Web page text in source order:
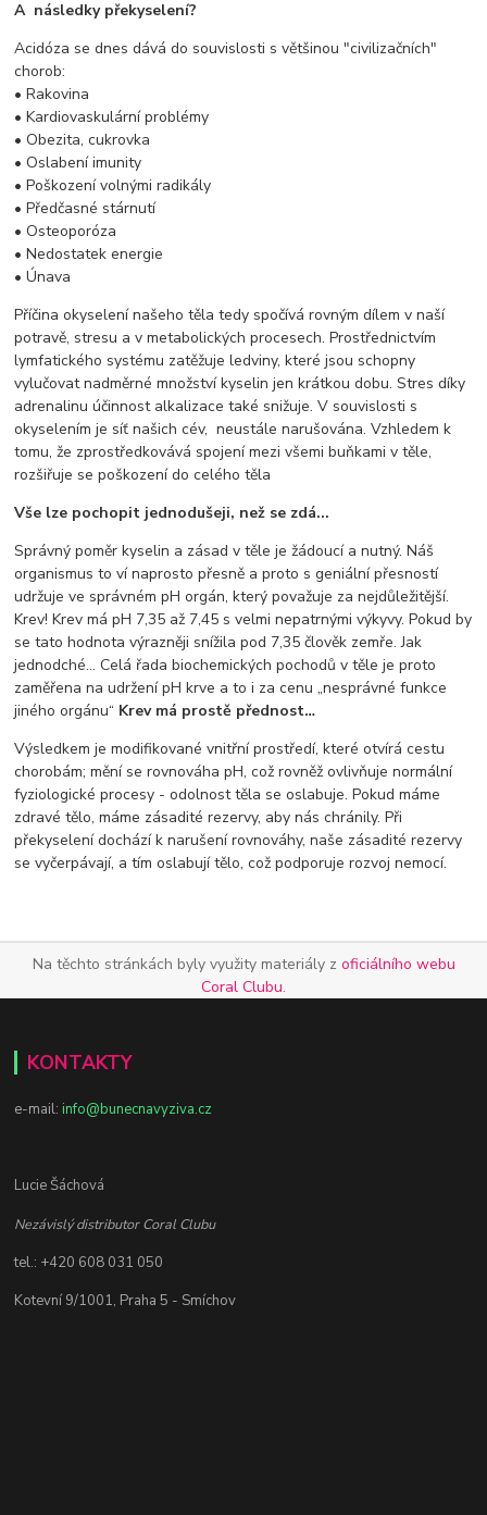
A následky překyselení?
Acidóza se dnes dává do souvislosti s většinou "civilizačních"
chorob:
• Rakovina
• Kardiovaskulární problémy
• Obezita, cukrovka
• Oslabení imunity
• Poškození volnými radikály
• Předčasné stárnutí
• Osteoporóza
• Nedostatek energie
• Únava
Příčina okyselení našeho těla tedy spočívá rovným dílem v naší
potravě, stresu a v metabolických procesech. Prostřednictvím
lymfatického systému zatěžuje ledviny, které jsou schopny
vylučovat nadměrné množství kyselin jen krátkou dobu. Stres díky
adrenalinu účinnost alkalizace také snižuje. V souvislosti s
okyselením je síť našich cév, neustále narušována. Vzhledem k
tomu, že zprostředkovává spojení mezi všemi buňkami v těle,
rozšiřuje se poškození do celého těla
Vše lze pochopit jednodušeji, než se zdá...
Správný poměr kyselin a zásad v těle je žádoucí a nutný. Náš
organismus to ví naprosto přesně a proto s geniální přesností
udržuje ve správném pH orgán, který považuje za nejdůležitější.
Krev! Krev má pH 7,35 až 7,45 s velmi nepatrnými výkyvy. Pokud by
se tato hodnota výrazněji snížila pod 7,35 člověk zemře. Jak
jednodché… Celá řada biochemických pochodů v těle je proto
zaměřena na udržení pH krve a to i za cenu „nesprávné funkce
jiného orgánu“ Krev má prostě přednost…
Výsledkem je modifikované vnitřní prostředí, které otvírá cestu
chorobám; mění se rovnováha pH, což rovněž ovlivňuje normální
fyziologické procesy - odolnost těla se oslabuje. Pokud máme
zdravé tělo, máme zásadité rezervy, aby nás chránily. Při
překyselení dochází k narušení rovnováhy, naše zásadité rezervy
se vyčerpávají, a tím oslabují tělo, což podporuje rozvoj nemocí.
Na těchto stránkách byly využity materiály z oficiálního webu
Coral Clubu.
KONTAKTY
e-mail:info@bunecnavyziva.cz
Lucie Šáchová
Nezávislý distributor Coral Clubu
tel.: +420 608 031 050
Kotevní 9/1001, Praha 5 - Smíchov